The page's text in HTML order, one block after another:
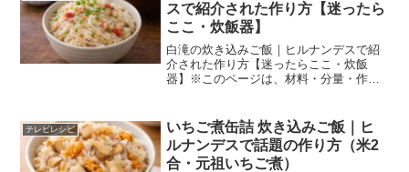
スで紹介された作り方【迷ったら
ここ・炊飯器】
白滝の炊き込みご飯｜ヒルナンデスで紹
介された作り方【迷ったらここ・炊飯
器】※このページは、材料・分量・作り
「白滝の炊き込みご飯」、作り方だけも
う一度確認したい人向けの保存...
テレビレシピ
いちご煮缶詰 炊き込みご飯｜ヒ
ルナンデスで話題の作り方（米2
合・元祖いちご煮）